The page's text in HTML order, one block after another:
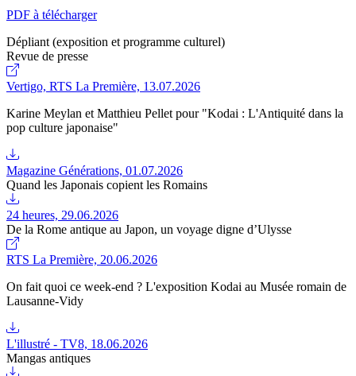
PDF à télécharger
Dépliant (exposition et programme culturel)
Revue de presse
Vertigo, RTS La Première, 13.07.2026
Karine Meylan et Matthieu Pellet pour "Kodai : L'Antiquité dans la
pop culture japonaise"
Magazine Générations, 01.07.2026
Quand les Japonais copient les Romains
24 heures, 29.06.2026
De la Rome antique au Japon, un voyage digne d’Ulysse
RTS La Première, 20.06.2026
On fait quoi ce week-end ? L'exposition Kodai au Musée romain de
Lausanne-Vidy
L'illustré - TV8, 18.06.2026
Mangas antiques